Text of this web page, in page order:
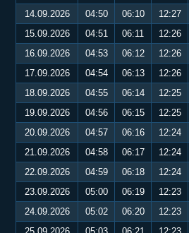
14.09.2026
04:50 06:10 12:27
15.09.2026
04:51 06:11 12:26
16.09.2026
04:53 06:12 12:26
17.09.2026
04:54 06:13 12:26
18.09.2026
04:55 06:14 12:25
19.09.2026
04:56 06:15 12:25
20.09.2026
04:57 06:16 12:24
21.09.2026
04:58 06:17 12:24
22.09.2026
04:59 06:18 12:24
23.09.2026
05:00 06:19 12:23
24.09.2026
05:02 06:20 12:23